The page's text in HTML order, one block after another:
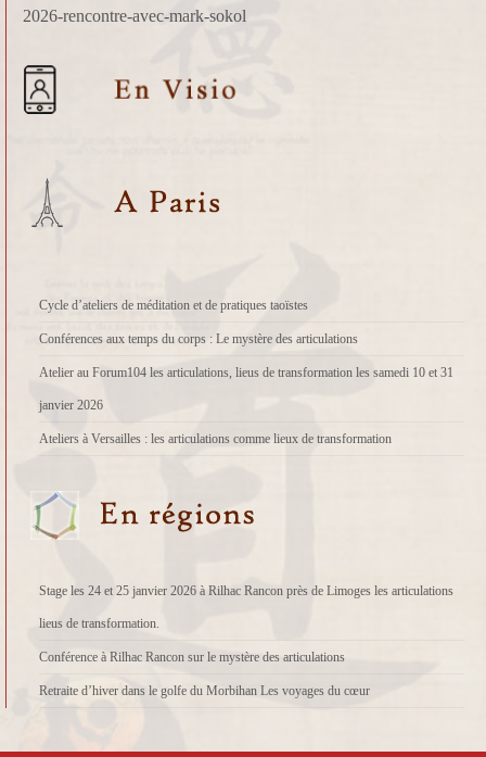
2026-rencontre-avec-mark-sokol
Cycle d’ateliers de méditation et de pratiques taoïstes
Conférences aux temps du corps : Le mystère des articulations
Atelier au Forum104 les articulations, lieus de transformation les samedi 10 et 31
janvier 2026
Ateliers à Versailles : les articulations comme lieux de transformation
Stage les 24 et 25 janvier 2026 à Rilhac Rancon près de Limoges les articulations
lieus de transformation.
Conférence à Rilhac Rancon sur le mystère des articulations
Retraite d’hiver dans le golfe du Morbihan Les voyages du cœur